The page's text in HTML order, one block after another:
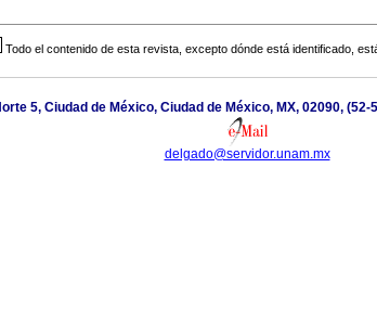
Todo el contenido de esta revista, excepto dónde está identificado,
5, Ciudad de México, Ciudad de México, MX, 02090,
delgado@servidor.unam.mx